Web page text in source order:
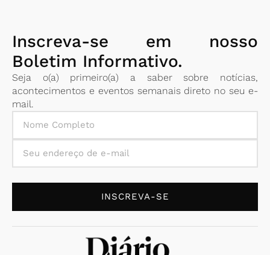
Inscreva-se em nosso
Boletim Informativo.
Seja o(a) primeiro(a) a saber sobre notícias,
acontecimentos e eventos semanais direto no seu e-
mail.
INSCREVA-SE